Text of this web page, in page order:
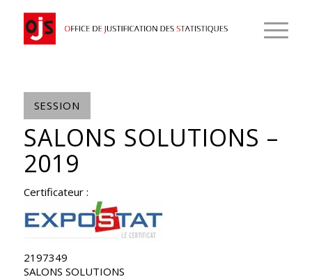
SESSION
SALONS SOLUTIONS –
2019
Certificateur :
2197349
SALONS SOLUTIONS